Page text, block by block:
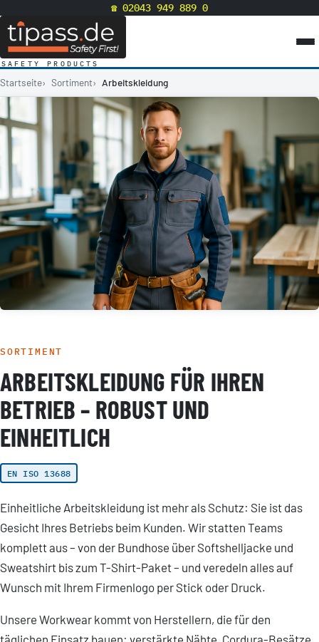
☎ 02043 949 889 0
SAFETY PRODUCTS
Startseite Sortiment Arbeitskleidung
SORTIMENT
ARBEITSKLEIDUNG FÜR IHREN
BETRIEB – ROBUST UND
EINHEITLICH
EN ISO 13688
Einheitliche Arbeitskleidung ist mehr als Schutz: Sie ist das
Gesicht Ihres Betriebs beim Kunden. Wir statten Teams
komplett aus – von der Bundhose über Softshelljacke und
Sweatshirt bis zum T-Shirt-Paket – und veredeln alles auf
Wunsch mit Ihrem Firmenlogo per Stick oder Druck.
Unsere Workwear kommt von Herstellern, die für den